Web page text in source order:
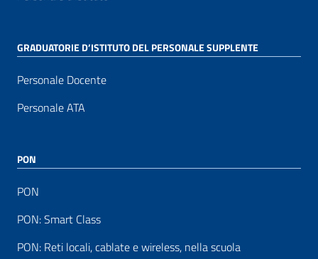
GRADUATORIE D’ISTITUTO DEL PERSONALE SUPPLENTE
Personale Docente
Personale ATA
PON
PON
PON: Smart Class
PON: Reti locali, cablate e wireless, nella scuola